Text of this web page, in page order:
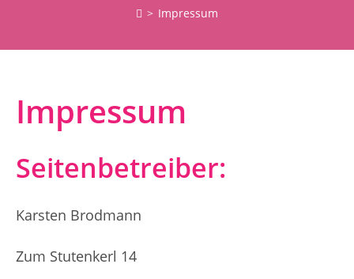
> Impressum
Impressum
Seitenbetreiber:
Karsten Brodmann
Zum Stutenkerl 14